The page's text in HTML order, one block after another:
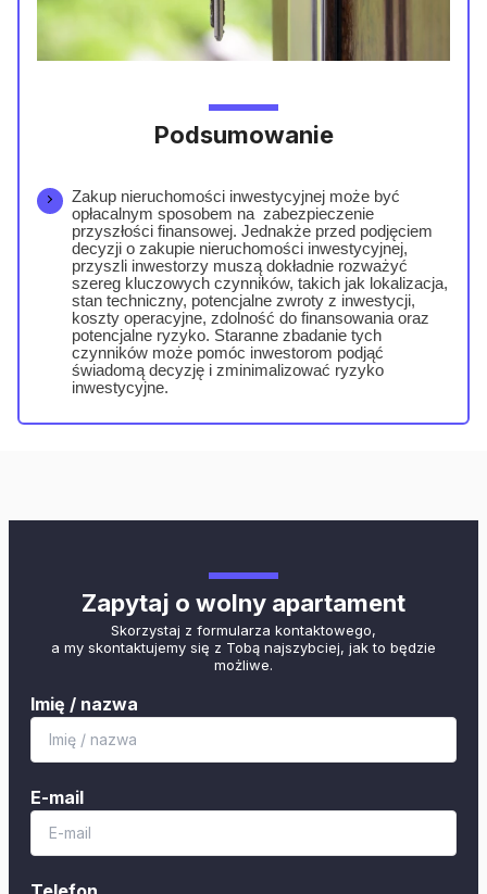
Podsumowanie
Zakup nieruchomości inwestycyjnej może być
opłacalnym sposobem na zabezpieczenie
przyszłości finansowej. Jednakże przed podjęciem
decyzji o zakupie nieruchomości inwestycyjnej,
przyszli inwestorzy muszą dokładnie rozważyć
szereg kluczowych czynników, takich jak lokalizacja,
stan techniczny, potencjalne zwroty z inwestycji,
koszty operacyjne, zdolność do finansowania oraz
potencjalne ryzyko. Staranne zbadanie tych
czynników może pomóc inwestorom podjąć
świadomą decyzję i zminimalizować ryzyko
inwestycyjne.
Zapytaj o wolny apartament
Skorzystaj z formularza kontaktowego,
a my skontaktujemy się z Tobą najszybciej, jak to będzie
możliwe.
Imię / nazwa
E-mail